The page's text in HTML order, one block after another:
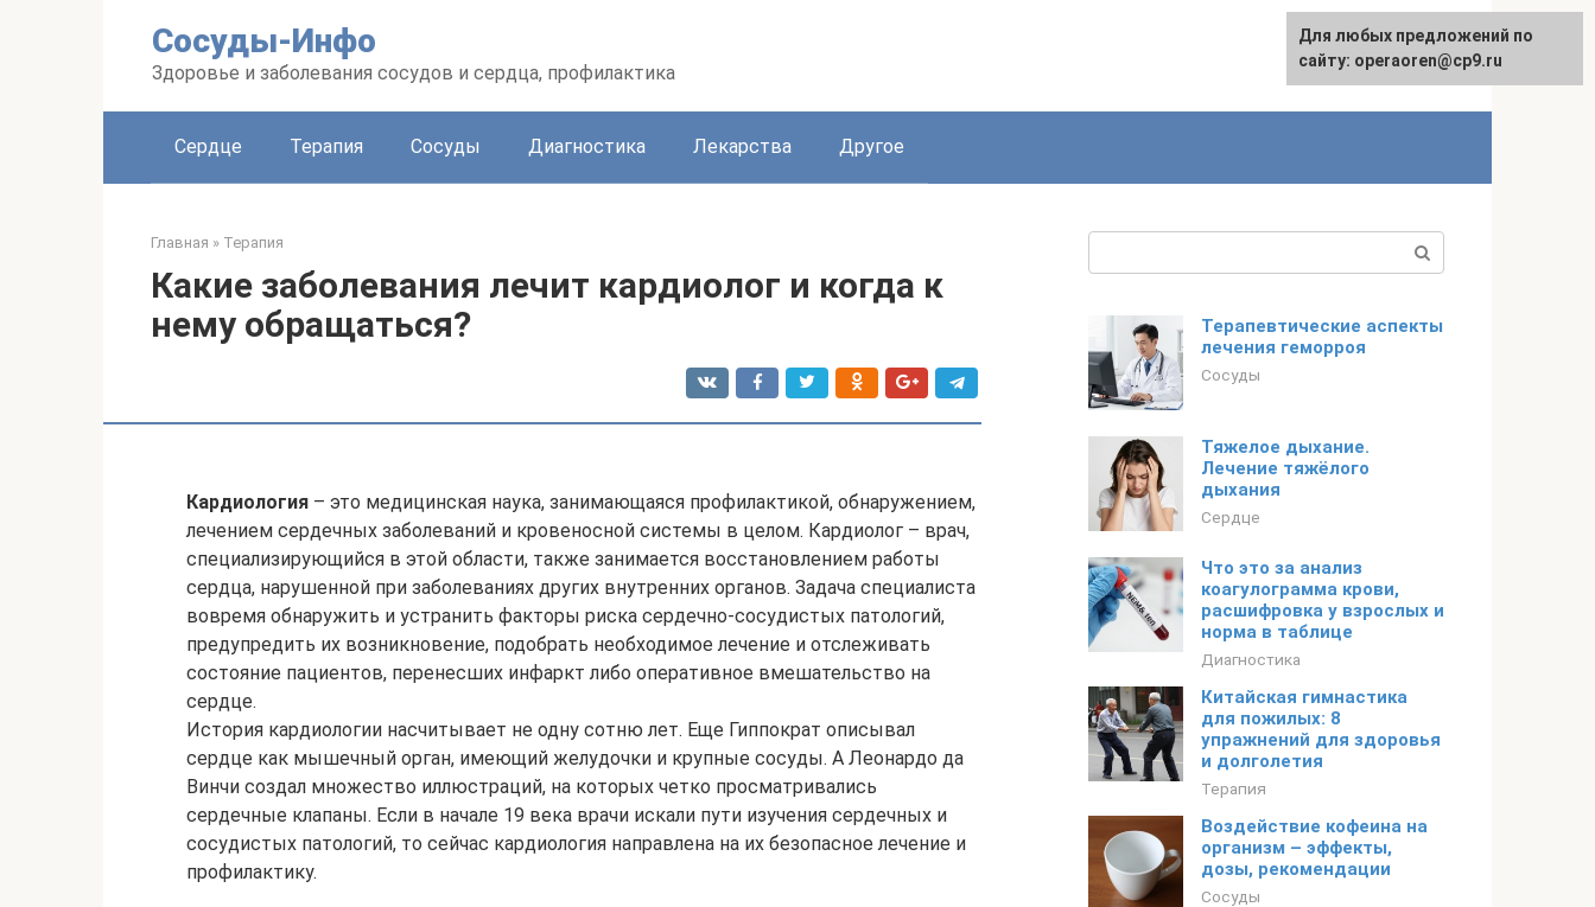
Сосуды-Инфо
Здоровье и заболевания сосудов и сердца, профилактика
Сердце Терапия Сосуды Диагностика Лекарства Другое
Главная » Терапия
Какие заболевания лечит кардиолог и когда к
нему обращаться?
Кардиология – это медицинская наука, занимающаяся профилактикой, обнаружением,
лечением сердечных заболеваний и кровеносной системы в целом. Кардиолог – врач,
специализирующийся в этой области, также занимается восстановлением работы
сердца, нарушенной при заболеваниях других внутренних органов. Задача специалиста
вовремя обнаружить и устранить факторы риска сердечно-сосудистых патологий,
предупредить их возникновение, подобрать необходимое лечение и отслеживать
состояние пациентов, перенесших инфаркт либо оперативное вмешательство на
сердце.
История кардиологии насчитывает не одну сотню лет. Еще Гиппократ описывал
сердце как мышечный орган, имеющий желудочки и крупные сосуды. А Леонардо да
Винчи создал множество иллюстраций, на которых четко просматривались
сердечные клапаны. Если в начале 19 века врачи искали пути изучения сердечных и
сосудистых патологий, то сейчас кардиология направлена на их безопасное лечение и
профилактику.
Терапевтические аспекты
лечения геморроя
Сосуды
Тяжелое дыхание.
Лечение тяжёлого
дыхания
Сердце
Что это за анализ
коагулограмма крови,
расшифровка у взрослых и
норма в таблице
Диагностика
Китайская гимнастика
для пожилых: 8
упражнений для здоровья
и долголетия
Терапия
Воздействие кофеина на
организм – эффекты,
дозы, рекомендации
Сосуды
Для любых предложений по
сайту: operaoren@cp9.ru